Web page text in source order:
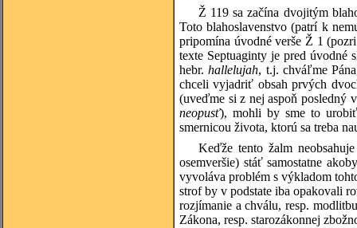
Ž 119 sa začína dvojitým
Toto blahoslavenstvo (patrí k
pripomína úvodné verše Ž 1
texte Septuaginty je pred úvodné
hebr.hallelujah, t.j. chváľme
chceli vyjadriť obsah prvých
(uveďme si z nej aspoň posledný
neopusť), mohli by sme to
smernicou života, ktorú sa treba
Keďže tento žalm
osemveršie) stáť samostatne
vyvoláva problém s výkladom
strof by v podstate iba opakovali
rozjímanie a chválu, resp.
Zákona, resp. starozákonnej